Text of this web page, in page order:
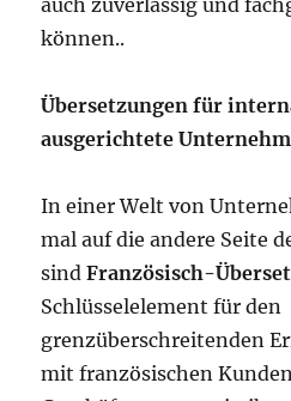
auch zuverlässig und
können..
Übersetzungen für
ausgerichtete
In einer Welt von
mal auf die andere Seite
sindFranzösisch-
Schlüsselelement für den
grenzüberschreitenden
mit französischen